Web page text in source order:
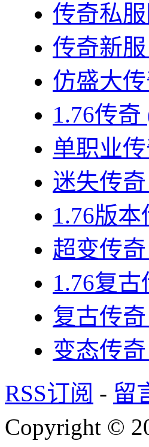
传奇私
传奇新服
仿盛大
1.76传奇
单职业
迷失传奇
1.76版本
超变传奇
1.76复古
复古传奇
变态传奇
RSS订阅 - 留
Copyright ©